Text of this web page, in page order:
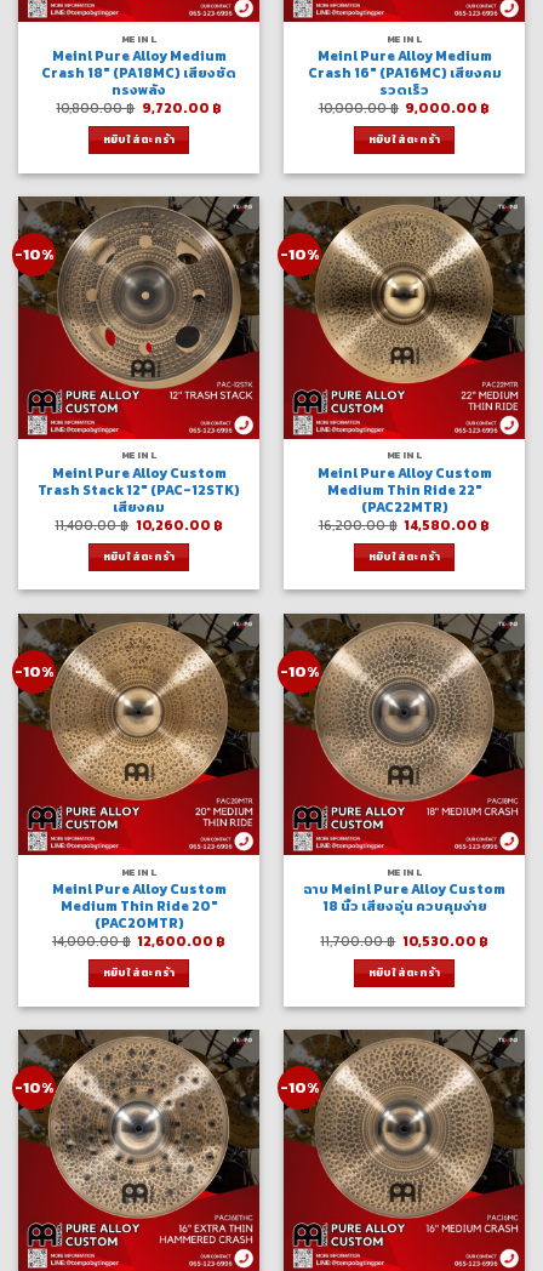
MEINL
Meinl Pure Alloy Medium
Crash 18″ (PA18MC) เสียงชัด
ทรงพลัง
10,800.00฿ Original
price
was:
10,800.00 ฿.
9,720.00 ฿Current
หยิบใส่ตะกร้า
MEINL
Meinl Pure Alloy Medium
Crash 16″ (PA16MC) เสียงคม
รวดเร็ว
10,000.00฿ Original
price
was:
10,000.00 ฿.
9,000.00 ฿
หยิบใส่ตะกร้า
-10%
MEINL
Meinl Pure Alloy Custom
Trash Stack 12″ (PAC-12STK)
เสียงคม
11,400.00฿ Original
price
was:
11,400.00 ฿.
10,260.00 ฿Current
หยิบใส่ตะกร้า
-10%
MEINL
Meinl Pure Alloy Custom
Medium Thin Ride 22″
(PAC22MTR)
16,200.00฿ Original
price
was:
16,200.00 ฿.
14,580.00 ฿
หยิบใส่ตะกร้า
-10%
MEINL
Meinl Pure Alloy Custom
Medium Thin Ride 20″
(PAC20MTR)
14,000.00฿ Original
price
was:
14,000.00 ฿.
12,600.00 ฿
หยิบใส่ตะกร้า
-10%
MEINL
ฉาบ Meinl Pure Alloy Custom
18 นิ้ว เสียงอุ่น ควบคุมง่าย
11,700.00฿ Original
price
was:
11,700.00 ฿.
10,530.00 ฿
หยิบใส่ตะกร้า
-10% -10%